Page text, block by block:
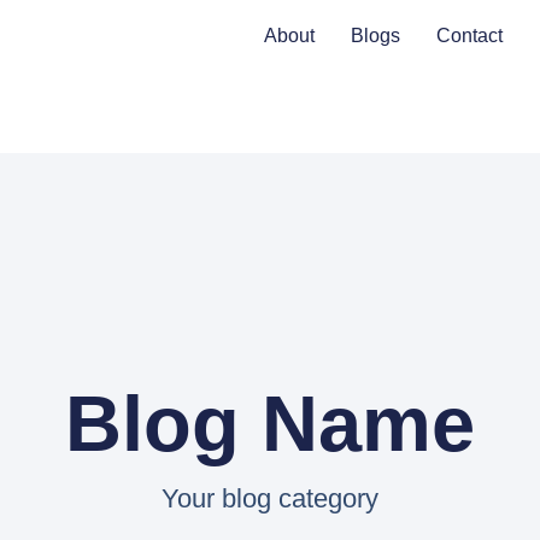
About Blogs Contact
Blog Name
Your blog category